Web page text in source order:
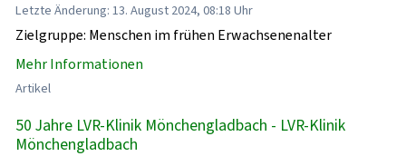
Letzte Änderung: 13. August 2024, 08:18 Uhr
Zielgruppe: Menschen im frühen Erwachsenenalter
Mehr Informationen
Artikel
50 Jahre LVR-Klinik Mönchengladbach - LVR-Klinik
Mönchengladbach